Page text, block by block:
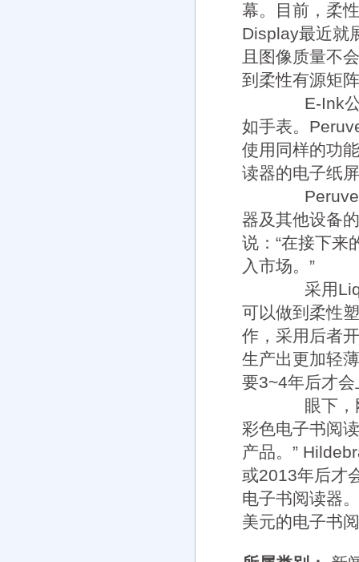
幕。目前，柔
Display最近就
且图像质量不
到柔性有源矩
E-Ink公司
如手表。
使用同样的功
读器的电子纸
器及其他设备
说：“在接下来
入市场。”
采用
可以做到柔性
作，采用后者
生产出更加轻
要3~4年后才
眼下，刚
彩色电子书阅
产品。”
或2013年后才
电子书阅读器
美元的电子书